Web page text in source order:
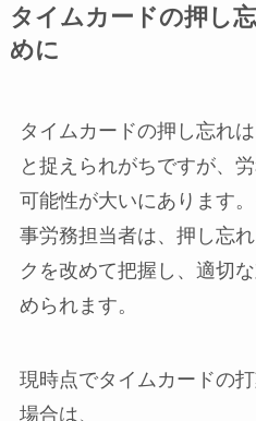
タイムカードの押し
めに
タイムカードの押し忘れ
と捉えられがちですが、
可能性が大いにあります
事労務担当者は、押し忘
クを改めて把握し、適切
められます。
現時点でタイムカードの
場合は、